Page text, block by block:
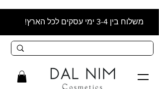
משלוח בין 3-4 ימי עסקים לכל הארץ!